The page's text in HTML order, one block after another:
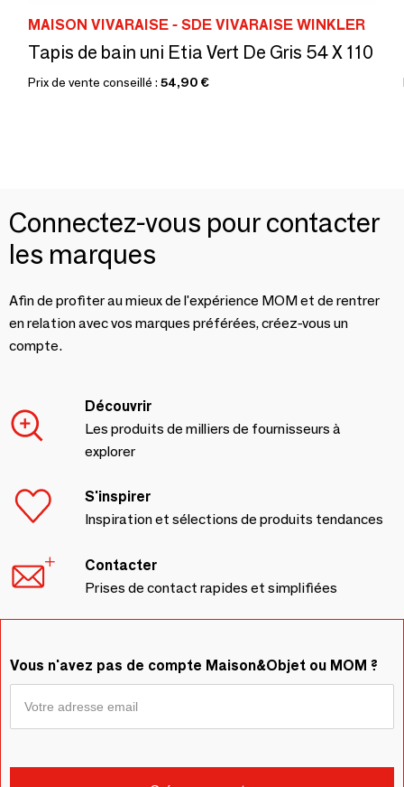
MAISON VIVARAISE - SDE VIVARAISE WINKLER
Tapis de bain uni Etia Vert De Gris 54 X 110
Prix de vente conseillé : 54,90 €
Connectez-vous pour contacter
les marques
Afin de profiter au mieux de l'expérience MOM et de rentrer
en relation avec vos marques préférées, créez-vous un
compte.
Découvrir
Les produits de milliers de fournisseurs à
explorer
S'inspirer
Inspiration et sélections de produits tendances
Contacter
Prises de contact rapides et simplifiées
Vous n'avez pas de compte Maison&Objet ou MOM ?